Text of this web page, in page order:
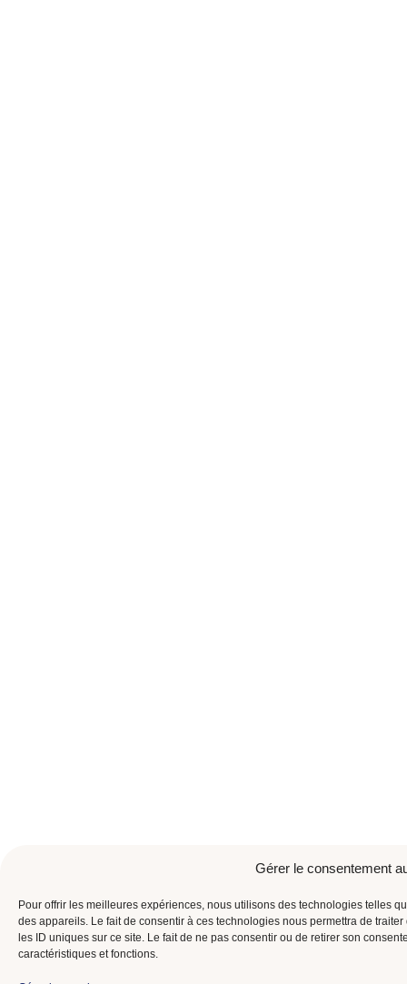
Gérer le consentement
Pour offrir les meilleures expériences, nous utilisons des technologies telles
des appareils. Le fait de consentir à ces technologies nous permettra de
les ID uniques sur ce site. Le fait de ne pas consentir ou de retirer son
caractéristiques et fonctions.